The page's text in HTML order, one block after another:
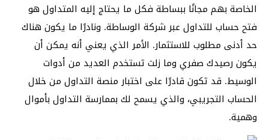
الخاصة بهم مجانًا ببساطة فكل ما يحتاج إليه المتداول هو
فتح حساب للتداول عبر شركة الوساطة. ونادرًا ما يكون هناك
حد أدنى مطلوب للاستثمار. الأمر الذي يعني أنه يمكن أن
يكون رصيدك صفري وما زلت تستخدم العديد من أدوات
الوسيط. قد تكون قادرًا على اختبار منصة التداول من خلال
الحساب التجريبي، والذي يسمح لك بممارسة التداول بأموال
وهمية.